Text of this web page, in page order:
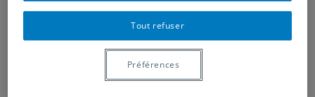
Tout refuser
Préférences